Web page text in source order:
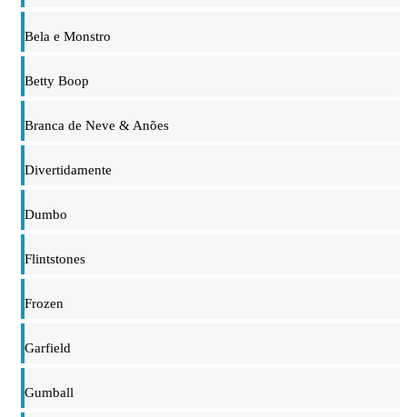
Bela e Monstro
Betty Boop
Branca de Neve & Anões
Divertidamente
Dumbo
Flintstones
Frozen
Garfield
Gumball